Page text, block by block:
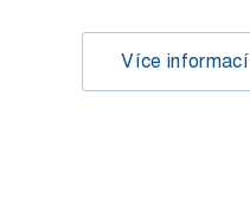
Více informací